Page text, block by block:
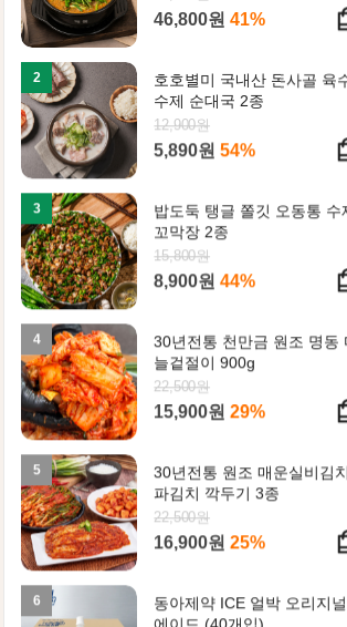
46,800원 41%
2
호호별미 국내산 돈사골 육
수제 순대국 2종
12,900원
5,890원 54%
3
밥도둑 탱글 쫄깃 오동통 수
꼬막장 2종
15,800원
8,900원 44%
4
30년전통 천만금 원조 명동
늘겉절이 900g
22,500원
15,900원 29%
5
30년전통 원조 매운실비김
파김치 깍두기 3종
22,500원
16,900원 25%
6
동아제약 ICE 얼박 오리지널
에이드 (40개입)